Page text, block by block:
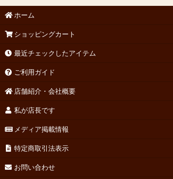
ホーム
ショッピングカート
最近チェックしたアイテム
ご利用ガイド
店舗紹介・会社概要
私が店長です
メディア掲載情報
特定商取引法表示
お問い合わせ